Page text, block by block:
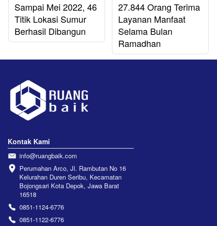
Sampai Mei 2022, 46
Titik Lokasi Sumur
Berhasil Dibangun
27.844 Orang Terima
Layanan Manfaat
Selama Bulan
Ramadhan
Kontak Kami
info@ruangbaik.com
Perumahan Arco, Jl. Rambutan No 16
Kelurahan Duren Seribu, Kecamatan
Bojongsari Kota Depok, Jawa Barat
16518
0851-1124-6776
0851-1122-6776